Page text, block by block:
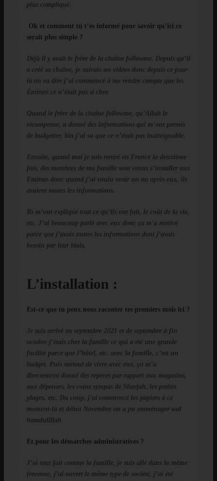
plus compliqué.
Ok et comment tu t’es informé pour savoir qu’ici ce
serait plus simple ?
Déjà il y avait le frère de la chaîne followme. Depuis qu’il
a créé sa chaîne, je suivais ses vidéos donc depuis ce jour-
là on va dire j’ai commencé à me rendre compte que les
Émirats ce n’était pas si cher.
Quand le frère de la chaîne followme, qu’Allah le
récompense, a donné des informations qui m’ont permis
de budgetter, bin j’ai su que ce n’était pas inatteignable.
Ensuite, quand moi je suis rentré en France la deuxième
fois, des membres de ma famille sont venus s’installer aux
Emirats donc quand j’ai voulu venir un an après eux, ils
avaient toutes les informations.
Ils m’ont expliqué tout ce qu’ils ont fait, le coût de la vie,
etc. J’ai beaucoup parlé avec eux donc ça m’a motivé
parce que j’avais toutes les informations dont j’avais
besoin par leur biais.
L’installation :
Est-ce que tu peux nous raconter tes premiers mois ici ?
Je suis arrivé en septembre 2021 et de septembre à fin
octobre j’étais chez la famille ce qui a été une grande
facilité parce que l’hôtel, etc. avec la famille, c’est un
budget. Puis surtout de vivre avec eux, ça m’a
directement donné des repères par rapport aux magasins,
aux dépenses, les coins sympas de Sharjah, les petites
plages, etc. Du coup, j’ai commencé les papiers à ce
moment-là et début Novembre on a pu emménager wal
hamdulillah
Et pour les démarches administratives ?
J’ai tout fait comme la famille, je suis allé dans la même
freezone, j’ai ouvert le même type de société, j’ai été